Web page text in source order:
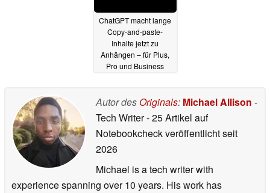
ChatGPT macht lange
Copy-and-paste-
Inhalte jetzt zu
Anhängen – für Plus,
Pro und Business
Autor des Originals: Michael Allison -
Tech Writer- 25 Artikel auf
Notebookcheck veröffentlichtseit
2026
Michael is a tech writer with
experience spanning over 10 years. His work has